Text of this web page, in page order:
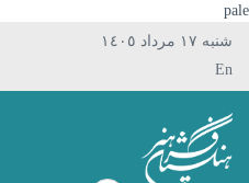
شنبه ١٧ مرداد ١٤٠٥
En